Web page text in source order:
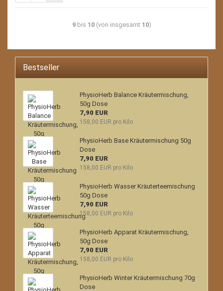
9bis 10(von insgesamt 10)
Bestseller
PhysioHerb Balance Kräutermischung,
50g Dose
7,90 EUR
158,00 EUR pro Kilo
PhysioHerb Base Kräutermischung 50g
Dose
7,90 EUR
158,00 EUR pro Kilo
PhysioHerb Wasser Kräuterteemischung
50g Dose
7,90 EUR
158,00 EUR pro Kilo
PhysioHerb Apparat Kräutermischung,
50g Dose
7,90 EUR
158,00 EUR pro Kilo
PhysioHerb Winter Kräutermischung 70g
Dose